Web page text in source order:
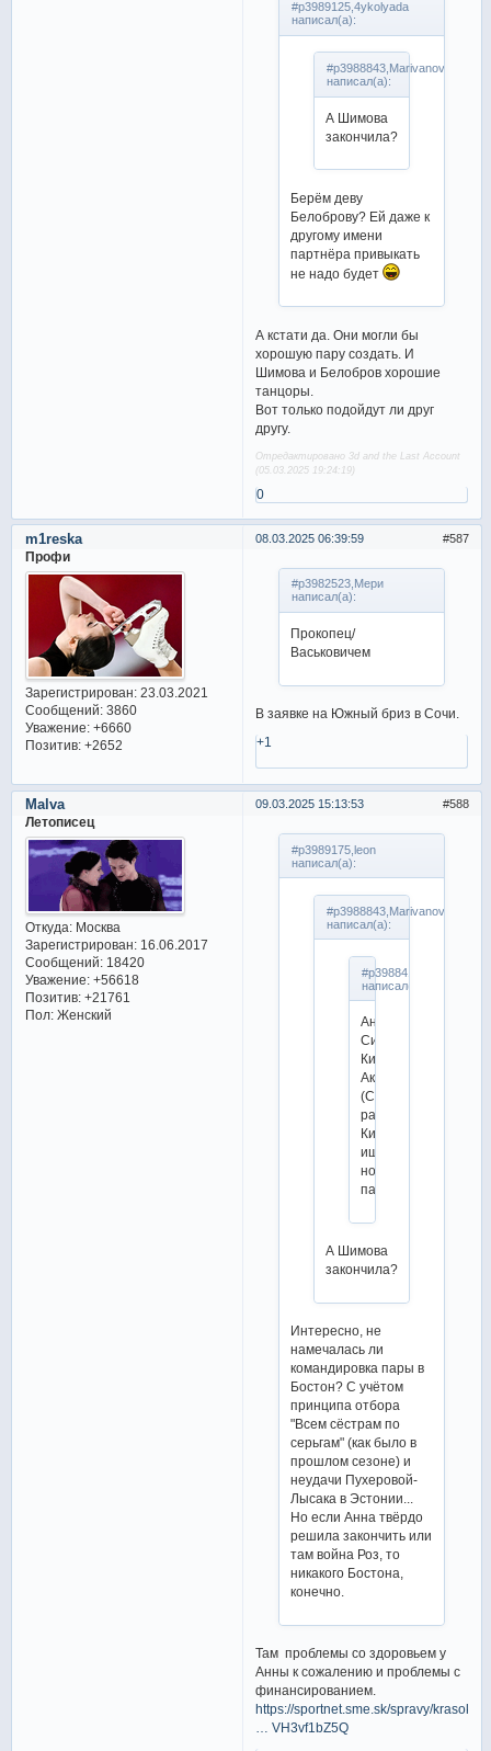
#p3989125,4ykolyada
написал(а):
#p3988843,Marivanova
написал(а):
А Шимова
закончила?
Берём деву
Белоброву? Ей даже к
другому имени
партнёра привыкать
не надо будет
А кстати да. Они могли бы
хорошую пару создать. И
Шимова и Белобров хорошие
танцоры.
Вот только подойдут ли друг
другу.
Отредактировано 3d and the Last Account
(05.03.2025 19:24:19)
0
587
08.03.2025 06:39:59
m1reska
Профи
Зарегистрирован: 23.03.2021
Сообщений:3860
Уважение: +6660
Позитив: +2652
#p3982523,Мери
написал(а):
Прокопец/
Васьковичем
В заявке на Южный бриз в Сочи.
+1
588
09.03.2025 15:13:53
Malva
Летописец
Откуда:Москва
Зарегистрирован: 16.06.2017
Сообщений:18420
Уважение: +56618
Позитив: +21761
Пол:Женский
#p3989175,leon
написал(а):
#p3988843,Marivanova
написал(а):
#p3988413,uxti_tuxti
написал(а):
Анна
Симова/
Кирилл
Аксёнов
(Словакия)
распались.
Кирилл
ищет
новую
партнёршу.
А Шимова
закончила?
Интересно, не
намечалась ли
командировка пары в
Бостон? С учётом
принципа отбора
"Всем сёстрам по
серьгам" (как было в
прошлом сезоне) и
неудачи Пухеровой-
Лысака в Эстонии...
Но если Анна твёрдо
решила закончить или
там война Роз, то
никакого Бостона,
конечно.
Там проблемы со здоровьем у
Анны к сожалению и проблемы с
финансированием.
https://sportnet.sme.sk/spravy/krasokor
… VH3vf1bZ5Q